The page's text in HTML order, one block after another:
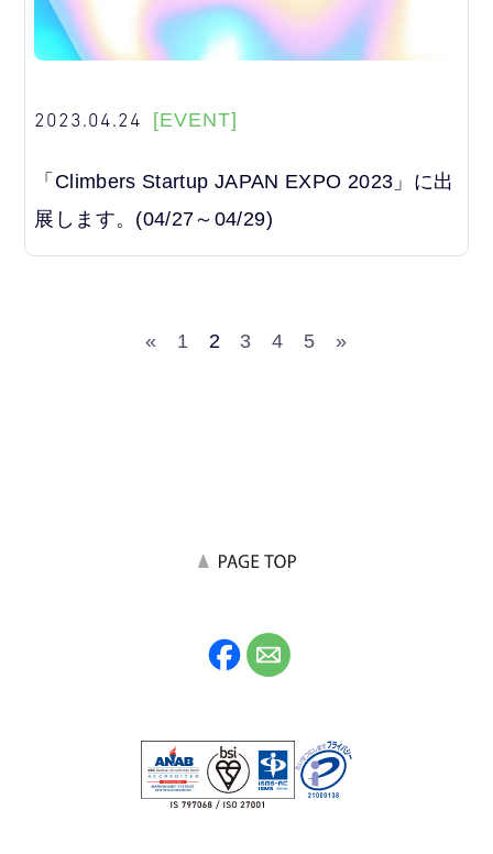
2023.04.24 [EVENT]
「Climbers Startup JAPAN EXPO 2023」に出
展します。(04/27～04/29)
« 1 2 3 4 5 »